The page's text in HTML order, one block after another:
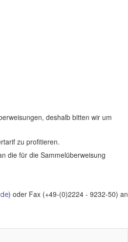
deshalb bitten wir um
zu profitieren.
die für die Sammelüberweisung
) oder Fax (+49-(0)2224 - 9232-50) an